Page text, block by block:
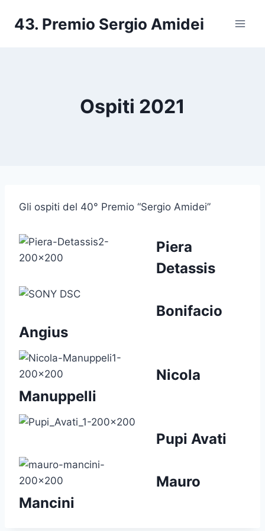
43. Premio Sergio Amidei
Ospiti 2021
Gli ospiti del 40° Premio “Sergio Amidei”
Piera
Detassis
Bonifacio
Angius
Nicola
Manuppelli
Pupi Avati
Mauro
Mancini